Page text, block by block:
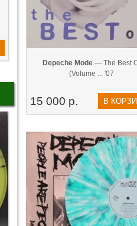
Depeche Mode— The Best
(Volume ... '07
15 000 р. В